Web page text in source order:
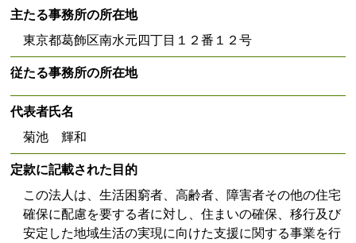
主たる事務所の所在地
東京都葛飾区南水元四丁目１２番１２号
従たる事務所の所在地
代表者氏名
菊池 輝和
定款に記載された目的
この法人は、生活困窮者、高齢者、障害者その他の住宅
確保に配慮を要する者に対し、住まいの確保、移行及び
安定した地域生活の実現に向けた支援に関する事業を行